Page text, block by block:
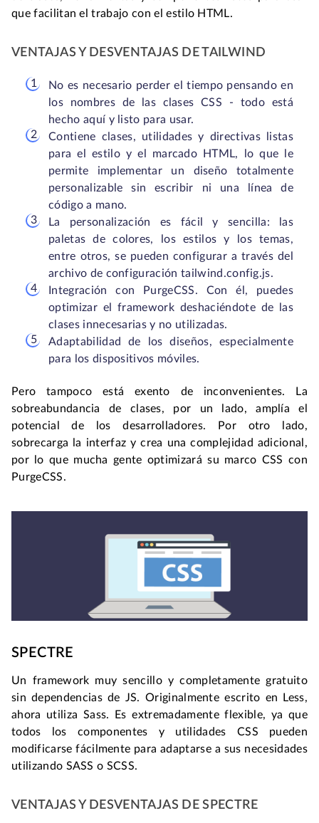
que facilitan el trabajo con el estilo HTML.
VENTAJAS Y DESVENTAJAS DE TAILWIND
No es necesario perder el tiempo pensando en
los nombres de las clases CSS - todo está
hecho aquí y listo para usar.
Contiene clases, utilidades y directivas listas
para el estilo y el marcado HTML, lo que le
permite implementar un diseño totalmente
personalizable sin escribir ni una línea de
código a mano.
La personalización es fácil y sencilla: las
paletas de colores, los estilos y los temas,
entre otros, se pueden configurar a través del
archivo de configuración tailwind.config.js.
Integración con PurgeCSS. Con él, puedes
optimizar el framework deshaciéndote de las
clases innecesarias y no utilizadas.
Adaptabilidad de los diseños, especialmente
para los dispositivos móviles.
Pero tampoco está exento de inconvenientes. La
sobreabundancia de clases, por un lado, amplía el
potencial de los desarrolladores. Por otro lado,
sobrecarga la interfaz y crea una complejidad adicional,
por lo que mucha gente optimizará su marco CSS con
PurgeCSS.
SPECTRE
Un framework muy sencillo y completamente gratuito
sin dependencias de JS. Originalmente escrito en Less,
ahora utiliza Sass. Es extremadamente flexible, ya que
todos los componentes y utilidades CSS pueden
modificarse fácilmente para adaptarse a sus necesidades
utilizando SASS o SCSS.
VENTAJAS Y DESVENTAJAS DE SPECTRE